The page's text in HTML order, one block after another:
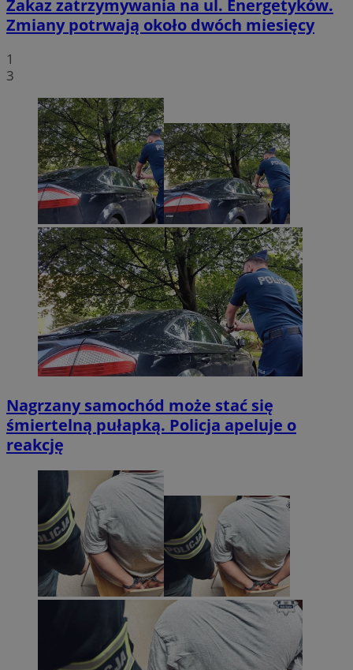
Zakaz zatrzymywania na ul. Energetyków.
Zmiany potrwają około dwóch miesięcy
1
3
Nagrzany samochód może stać się
śmiertelną pułapką. Policja apeluje o
reakcję